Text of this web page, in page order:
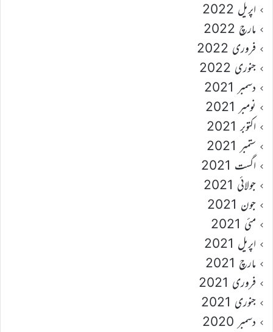
اپریل 2022
مارچ 2022
فروری 2022
جنوری 2022
دسمبر 2021
نومبر 2021
اکتوبر 2021
ستمبر 2021
اگست 2021
جولائی 2021
جون 2021
مئی 2021
اپریل 2021
مارچ 2021
فروری 2021
جنوری 2021
دسمبر 2020